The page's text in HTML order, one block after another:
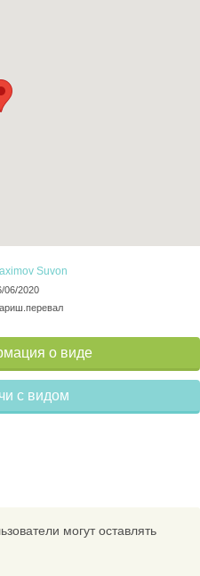
Suvon
06/2020
о виде
с видом
могут оставлять